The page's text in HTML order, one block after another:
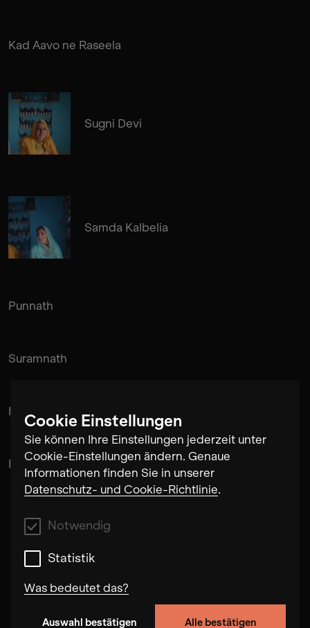
Cookie Einstellungen
Sie können Ihre Einstellungen jederzeit unter
Cookie-Einstellungen ändern. Genaue
Informationen finden Sie in unserer
Datenschutz- und Cookie-Richtlinie.
Notwendig
Statistik
Was bedeutet das?
Auswahl bestätigen Alle bestätigen
Kad Aavo ne Raseela
Sugni Devi
Samda Kalbelia
Punnath
Suramnath
Kishan Hadi
Pintu Padihar